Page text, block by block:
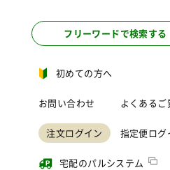
フリーワードで検索する
初めての方へ
お問い合わせ よくあるご
注文ログイン 指定便ログ
宅配のパルシステム